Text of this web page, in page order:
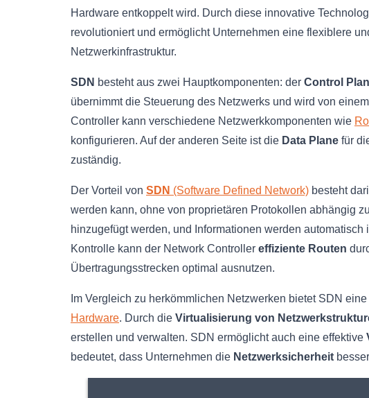
Hardware entkoppelt wird. Durch diese innovative
revolutioniert und ermöglicht Unternehmen eine flexiblere
Netzwerkinfrastruktur.
SDN besteht aus zwei Hauptkomponenten: der Control
übernimmt die Steuerung des Netzwerks und wird von
Controller kann verschiedene Netzwerkkomponenten wie
konfigurieren. Auf der anderen Seite ist die Data Plane für
zuständig.
Der Vorteil von SDN (Software Defined Network) besteht
werden kann, ohne von proprietären Protokollen abhängig
hinzugefügt werden, und Informationen werden
Kontrolle kann der Network Controller effiziente Routen
Übertragungsstrecken optimal ausnutzen.
Im Vergleich zu herkömmlichen Netzwerken bietet SDN
Hardware. Durch die Virtualisierung von
erstellen und verwalten. SDN ermöglicht auch eine effektive
bedeutet, dass Unternehmen die Netzwerksicherheit